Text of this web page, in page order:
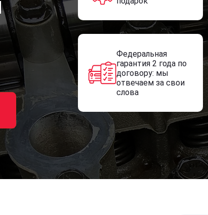
Федеральная
гарантия 2 года по
договору: мы
отвечаем за свои
слова